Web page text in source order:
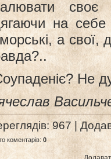
на
а свої,
Не
: 967 |
коментарів: 0